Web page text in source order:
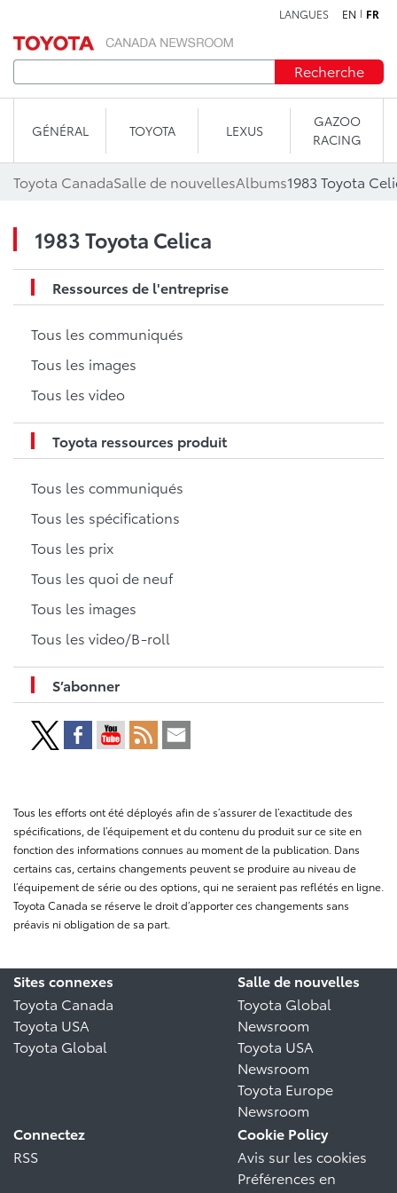
LANGUES EN FR
Recherche
GÉNÉRAL TOYOTA LEXUS
GAZOO
RACING
Toyota CanadaSalle de nouvellesAlbums1983 Toyota
1983 Toyota Celica
Ressources de l'entreprise
Tous les communiqués
Tous les images
Tous les video
Toyota ressources produit
Tous les communiqués
Tous les spécifications
Tous les prix
Tous les quoi de neuf
Tous les images
Tous les video/B-roll
S’abonner
Tous les efforts ont été déployés afin de s’assurer de l’exactitude des
spécifications, de l’équipement et du contenu du produit sur ce site en
fonction des informations connues au moment de la publication. Dans
certains cas, certains changements peuvent se produire au niveau de
l’équipement de série ou des options, qui ne seraient pas reflétés en ligne.
Toyota Canada se réserve le droit d’apporter ces changements sans
préavis ni obligation de sa part.
Sites connexes
Toyota Canada
Toyota USA
Toyota Global
Salle de nouvelles
Toyota Global
Newsroom
Toyota USA
Newsroom
Toyota Europe
Newsroom
Connectez
RSS
Cookie Policy
Avis sur les cookies
Préférences en